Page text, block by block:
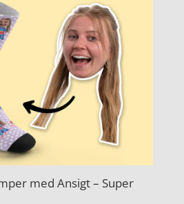
med Ansigt – Super